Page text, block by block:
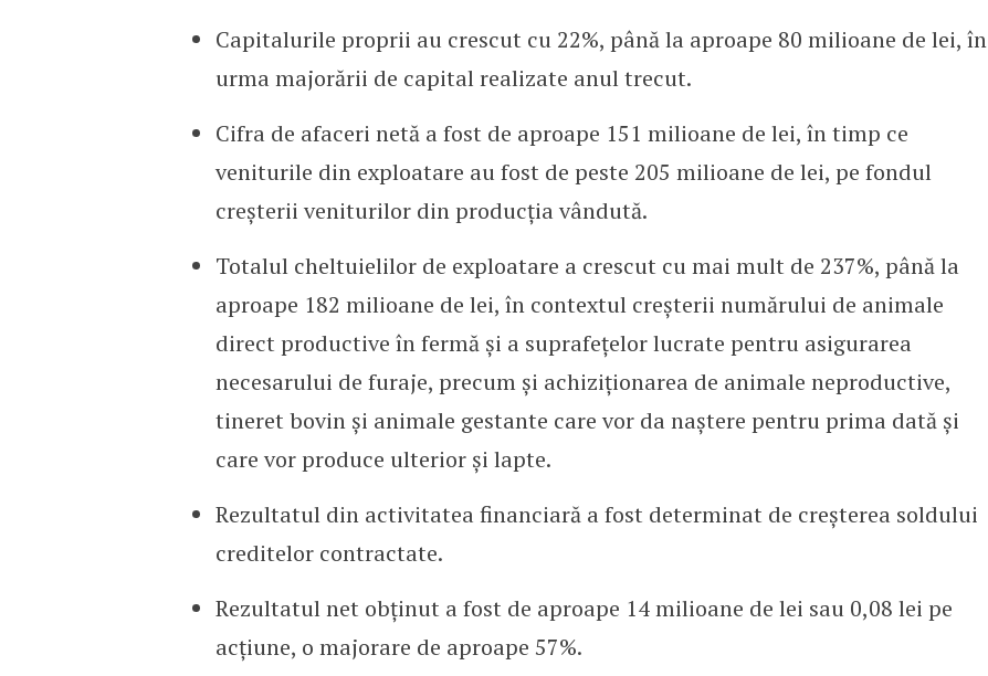
Capitalurile proprii au crescut cu 22%, până la aproape 80 milioane de lei, în
urma majorării de capital realizate anul trecut.
Cifra de afaceri netă a fost de aproape 151 milioane de lei, în timp ce
veniturile din exploatare au fost de peste 205 milioane de lei, pe fondul
creșterii veniturilor din producția vândută.
Totalul cheltuielilor de exploatare a crescut cu mai mult de 237%, până la
aproape 182 milioane de lei, în contextul creșterii numărului de animale
direct productive în fermă și a suprafețelor lucrate pentru asigurarea
necesarului de furaje, precum și achiziționarea de animale neproductive,
tineret bovin și animale gestante care vor da naștere pentru prima dată și
care vor produce ulterior și lapte.
Rezultatul din activitatea financiară a fost determinat de creșterea soldului
creditelor contractate.
Rezultatul net obținut a fost de aproape 14 milioane de lei sau 0,08 lei pe
acțiune, o majorare de aproape 57%.